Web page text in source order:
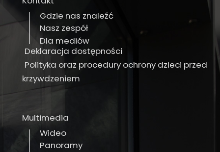
Gdzie nas znaleźć
Nasz zespół
Dla mediów
Deklaracja dostępności
Polityka oraz procedury ochrony dzieci przed
krzywdzeniem
Multimedia
Wideo
Panoramy